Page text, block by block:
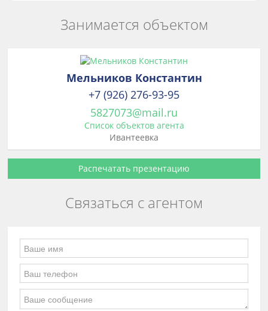
Занимается объектом
Мельников Константин
+7 (926) 276-93-95
5827073@mail.ru
Список объектов агента
Ивантеевка
Распечатать презентацию
Связаться с агентом